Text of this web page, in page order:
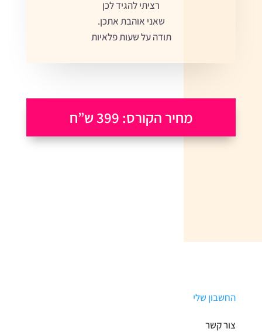
רציתי להגיד לכן
שאני אוהבת אתכן.
תודה על שעות פלאיות
מחיר הקורס: 399 ש”ח
החשבון שלי
צור קשר